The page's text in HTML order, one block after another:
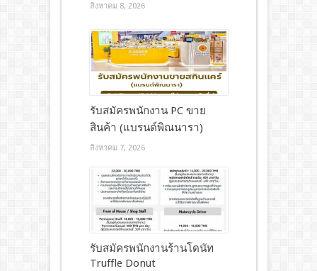
สิงหาคม 8, 2026
รับสมัครพนักงาน PC ขาย
สินค้า (แบรนด์พิณนารา)
สิงหาคม 7, 2026
รับสมัครพนักงานร้านโดนัท
Truffle Donut